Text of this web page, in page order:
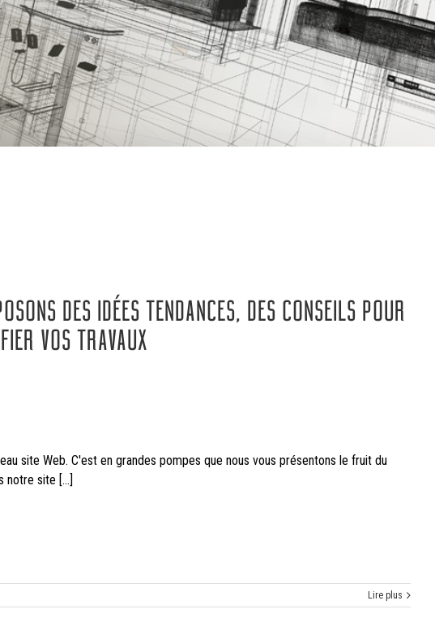
DES IDÉES TENDANCES, DES CONSEILS POUR
VOS TRAVAUX…
site Web. C'est en grandes pompes que nous vous présentons le fruit du
notre site [...]
Lire plus